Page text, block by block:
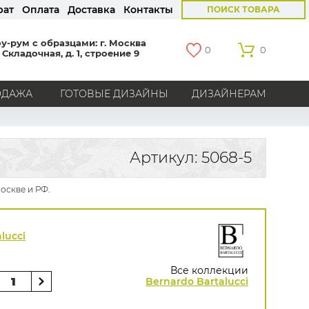
Оплата Доставка Контакты ПОИСК ТОВАРА
рум с образцами: г. Москва
Складочная, д. 1, строение 9
0 0
ГОТОВЫЕ ДИЗАЙНЫ ДИЗАЙНЕРАМ
Америка
Англия Бельгия
Германия
Голландия
Россия Все страны
Marburg
Zambaiti
AS Creation
Hygge Roll
Rasch
Luna
Артикул: 5068-5
и РФ.
Все коллекции
Bernardo Bartalucci